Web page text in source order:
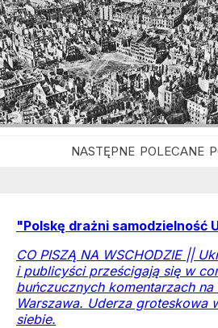
"Polskę drażni samodzielność
CO PISZĄ NA WSCHODZIE ||
i publicyści prześcigają się w
buńczucznych komentarzach
Warszawa. Uderza groteskowa
siebie.